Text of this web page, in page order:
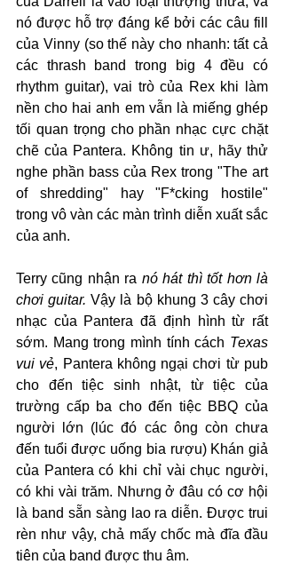
nó được hỗ trợ đáng kể bởi các câu fill
của Vinny (so thế này cho nhanh: tất cả
các thrash band trong big 4 đều có
rhythm guitar), vai trò của Rex khi làm
nền cho hai anh em vẫn là miếng ghép
tối quan trọng cho phần nhạc cực chặt
chẽ của Pantera. Không tin ư, hãy thử
nghe phần bass của Rex trong "The art
of shredding" hay "F*cking hostile"
trong vô vàn các màn trình diễn xuất sắc
của anh.
Terry cũng nhận ra nó hát thì tốt hơn là
chơi guitar. Vậy là bộ khung 3 cây chơi
nhạc của Pantera đã định hình từ rất
sớm. Mang trong mình tính cách Texas
vui vẻ, Pantera không ngại chơi từ pub
cho đến tiệc sinh nhật, từ tiệc của
trường cấp ba cho đến tiệc BBQ của
người lớn (lúc đó các ông còn chưa
đến tuổi được uống bia rượu) Khán giả
của Pantera có khi chỉ vài chục người,
có khi vài trăm. Nhưng ở đâu có cơ hội
là band sẵn sàng lao ra diễn. Được trui
rèn như vậy, chả mấy chốc mà đĩa đầu
tiên của band được thu âm.